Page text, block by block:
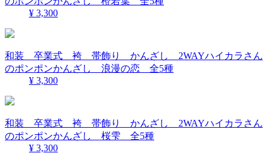
¥ 3,300
和装 卒業式 袴 帯飾り かんざし 2WAYハイカラさん
のポンポンかんざし 浪漫の恋 全5種
¥ 3,300
和装 卒業式 袴 帯飾り かんざし 2WAYハイカラさん
のポンポンかんざし 桜雫 全5種
¥ 3,300